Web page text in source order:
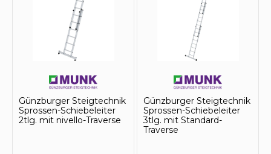
Günzburger Steigtechnik
Sprossen-Schiebeleiter
2tlg. mit nivello-Traverse
Günzburger Steigtechnik
Sprossen-Schiebeleiter
3tlg. mit Standard-
Traverse